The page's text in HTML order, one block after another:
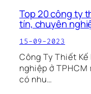
Top 20 công ty
tín, chuyên
15-09-2023
Công Ty Thiết
nghiệp ở
có nhu…